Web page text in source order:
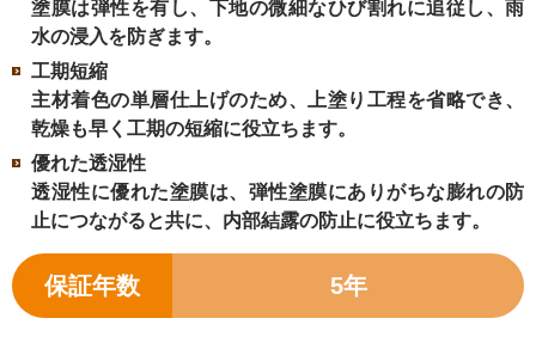
塗膜は弾性を有し、下地の微細なひび割れに追従し、雨
水の浸入を防ぎます。
工期短縮
主材着色の単層仕上げのため、上塗り工程を省略でき、
乾燥も早く工期の短縮に役立ちます。
優れた透湿性
透湿性に優れた塗膜は、弾性塗膜にありがちな膨れの防
止につながると共に、内部結露の防止に役立ちます。
保証年数 5年